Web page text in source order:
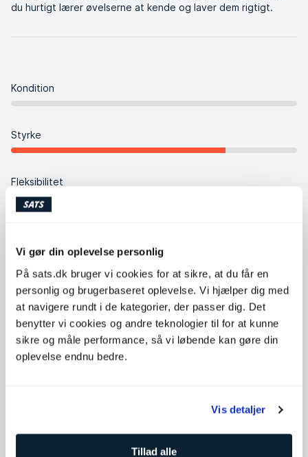
Vi gør din oplevelse personlig
På sats.dk bruger vi cookies for at sikre, at du får en
personlig og brugerbaseret oplevelse. Vi hjælper dig med
at navigere rundt i de kategorier, der passer dig. Det
benytter vi cookies og andre teknologier til for at kunne
sikre og måle performance, så vi løbende kan gøre din
oplevelse endnu bedre.
Vis detaljer
Tillad alle
du hurtigt lærer øvelserne at kende og laver dem rigtigt.
Kondition
Styrke
Fleksibilitet
Intensitet
Koreografi
Supplerende hold